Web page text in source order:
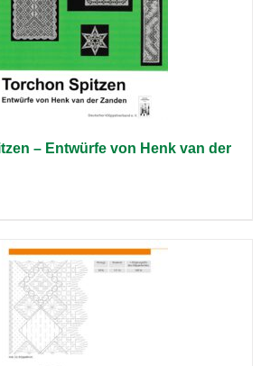
– Entwürfe von Henk van der